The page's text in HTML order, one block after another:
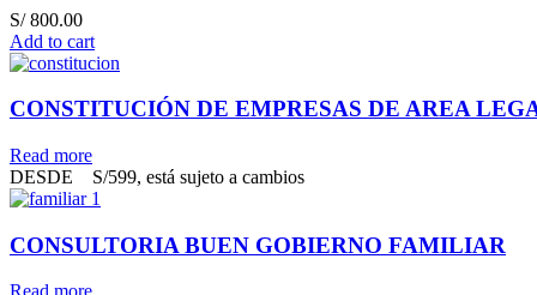
S/800.00
Add to cart
CONSTITUCIÓN DE EMPRESAS DE AREA
Read more
DESDE S/599, está sujeto a cambios
CONSULTORIA BUEN GOBIERNO FAMILIAR